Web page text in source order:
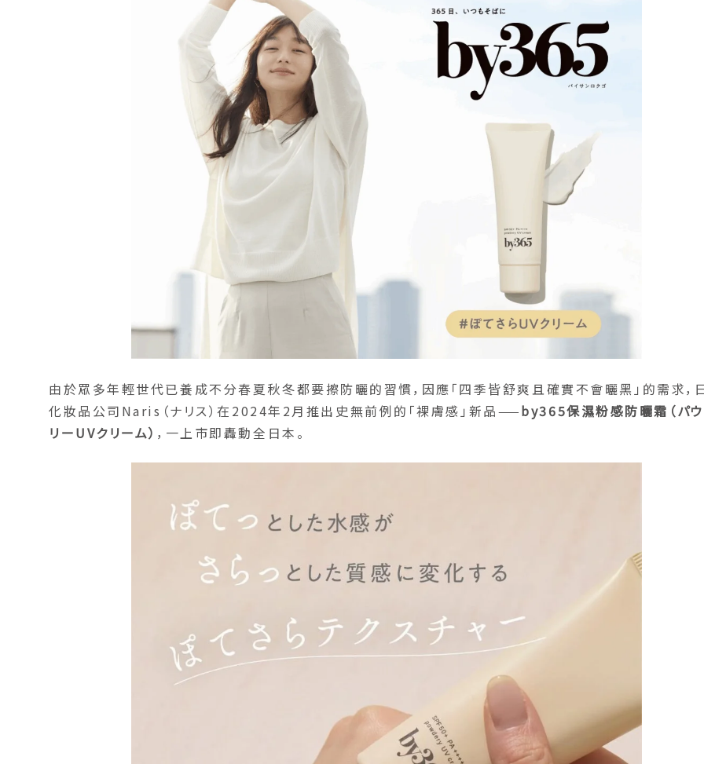
由於眾多年輕世代已養成不分春夏秋冬都要擦防曬的習慣，因應「四季皆舒爽且確實不會曬黑」的需求，
化妝品公司Naris（ナリス）在2024年2月推出史無前例的「裸膚感」新品——by365保濕粉感防曬霜（パ
リーUVクリーム） ，一上市即轟動全日本。